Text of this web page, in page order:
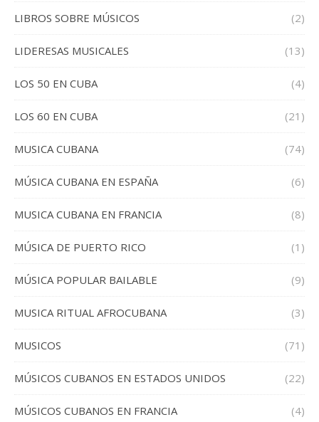
LIBROS SOBRE MÚSICOS (2)
LIDERESAS MUSICALES (13)
LOS 50 EN CUBA (4)
LOS 60 EN CUBA (21)
MUSICA CUBANA (74)
MÚSICA CUBANA EN ESPAÑA (6)
MUSICA CUBANA EN FRANCIA (8)
MÚSICA DE PUERTO RICO (1)
MÚSICA POPULAR BAILABLE (9)
MUSICA RITUAL AFROCUBANA (3)
MUSICOS (71)
MÚSICOS CUBANOS EN ESTADOS UNIDOS (22)
MÚSICOS CUBANOS EN FRANCIA (4)